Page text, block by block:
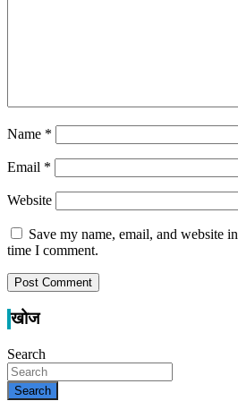
Name *
Email *
Website
Save my name, email, and website
time I comment.
खोज
Search
Search